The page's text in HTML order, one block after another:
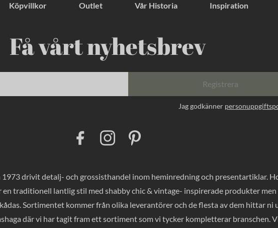
Köpvillkor Outlet Vår Historia Inspiration
Få vårt nyhetsbrev
Registrera
Jag godkänner
o
o
k
I
n
g
r
a
r
e
s
drivit detalj- och grossisthandel inom heminredning och presentartiklar.
traditionell lantlig stil med shabby chic & vintage- inspirerade produkter men
Sortimentet kommer från olika leverantörer och de flesta av dem hittar ni
där vi har tagit fram ett sortiment som vi tycker kompletterar branschen.